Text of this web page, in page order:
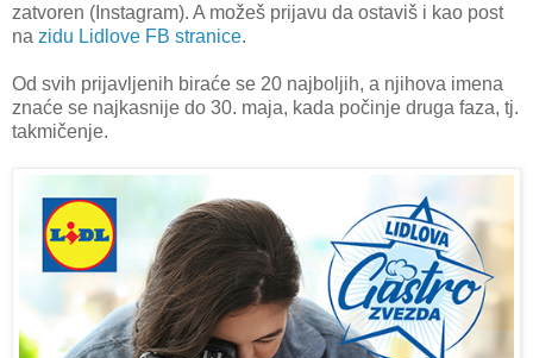
zatvoren (Instagram). A možeš prijavu da ostaviš i kao post
na zidu Lidlove FB stranice.
Od svih prijavljenih biraće se 20 najboljih, a njihova imena
znaće se najkasnije do 30. maja, kada počinje druga faza, tj.
takmičenje.